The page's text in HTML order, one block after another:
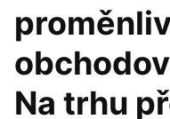
Na trhu